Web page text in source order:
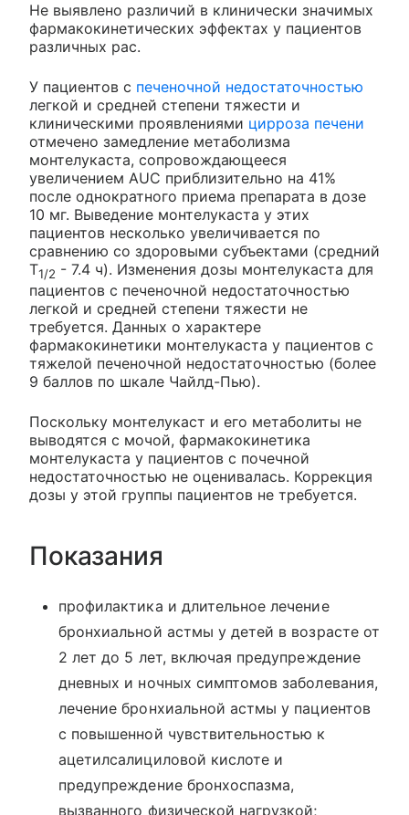
Не выявлено различий в клинически значимых
фармакокинетических эффектах у пациентов
различных рас.
У пациентов с печеночной недостаточностью
легкой и средней степени тяжести и
клиническими проявлениями цирроза печени
отмечено замедление метаболизма
монтелукаста, сопровождающееся
увеличением AUC приблизительно на 41%
после однократного приема препарата в дозе
10 мг. Выведение монтелукаста у этих
пациентов несколько увеличивается по
сравнению со здоровыми субъектами (средний
T1/2 - 7.4 ч). Изменения дозы монтелукаста для
пациентов с печеночной недостаточностью
легкой и средней степени тяжести не
требуется. Данных о характере
фармакокинетики монтелукаста у пациентов с
тяжелой печеночной недостаточностью (более
9 баллов по шкале Чайлд-Пью).
Поскольку монтелукаст и его метаболиты не
выводятся с мочой, фармакокинетика
монтелукаста у пациентов с почечной
недостаточностью не оценивалась. Коррекция
дозы у этой группы пациентов не требуется.
Показания
профилактика и длительное лечение
бронхиальной астмы у детей в возрасте от
2 лет до 5 лет, включая предупреждение
дневных и ночных симптомов заболевания,
лечение бронхиальной астмы у пациентов
с повышенной чувствительностью к
ацетилсалициловой кислоте и
предупреждение бронхоспазма,
вызванного физической нагрузкой;